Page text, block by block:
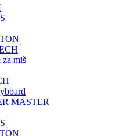
za miš
MASTER